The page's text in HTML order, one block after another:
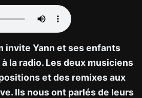
invite Yann et ses enfants
la radio. Les deux musiciens
et des remixes aux
Ils nous ont parlés de leurs